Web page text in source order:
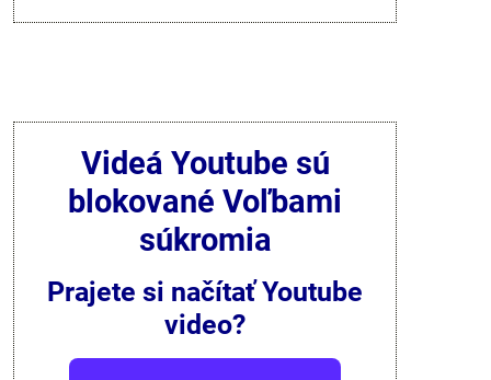
Videá Youtube sú
blokované Voľbami
súkromia
Prajete si načítať Youtube
video?